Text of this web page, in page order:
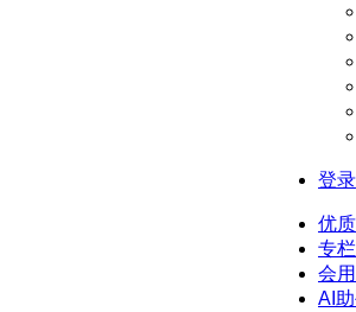
登录
优
专
会用
AI